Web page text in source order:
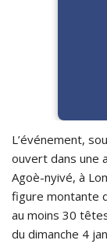
L’événement,
ouvert dans une
Agoè-nyivé, à
figure montante
au moins 30
du dimanche 4